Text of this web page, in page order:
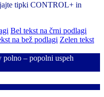
tipki CONTROL+ in
Bel tekst na črni podlagi
na bež podlagi Zelen tekst
– popolni uspeh